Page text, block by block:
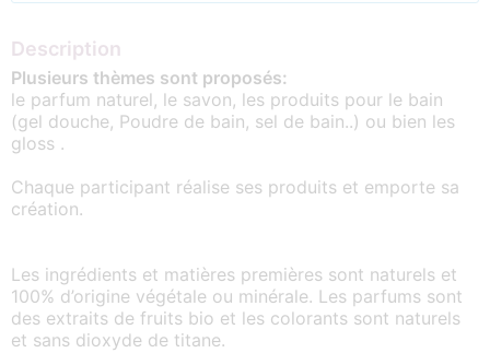
Description
Plusieurs thèmes sont proposés:
le parfum naturel, le savon, les produits pour le bain
(gel douche, Poudre de bain, sel de bain..) ou bien les
gloss .
Chaque participant réalise ses produits et emporte sa
création.
Les ingrédients et matières premières sont naturels et
100% d’origine végétale ou minérale. Les parfums sont
des extraits de fruits bio et les colorants sont naturels
et sans dioxyde de titane.